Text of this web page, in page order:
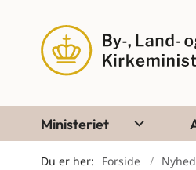
Ministeriet
Du er her: Forside